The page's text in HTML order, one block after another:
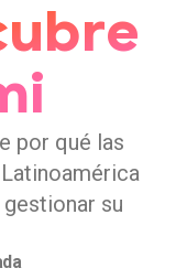
por qué las
su